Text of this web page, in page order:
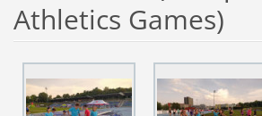
Athletics Games)